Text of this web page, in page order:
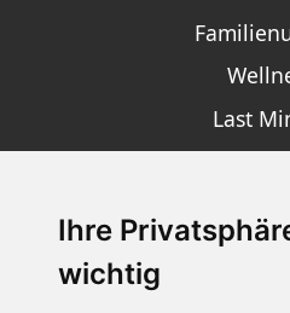
Ihre
wichtig
Last
Die Schneehoehen Ski